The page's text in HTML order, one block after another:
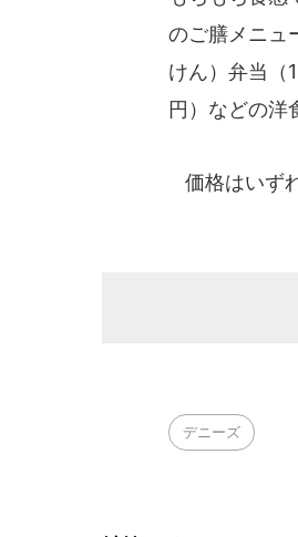
のご膳メニュ
けん）弁当（
円）などの洋
価格はいず
デニーズ